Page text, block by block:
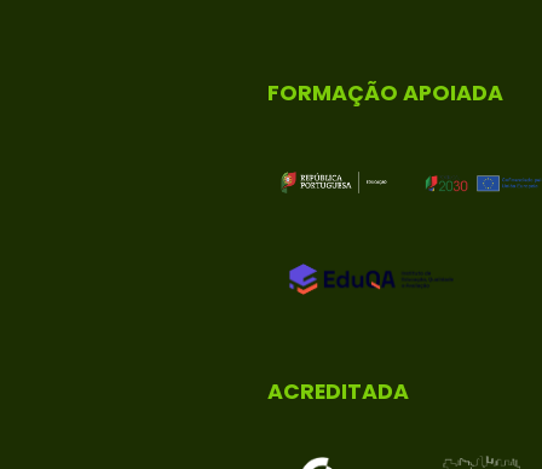
FORMAÇÃO APOIADA
ACREDITADA